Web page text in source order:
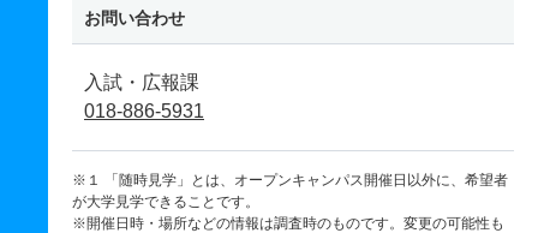
お問い合わせ
入試・広報課
018-886-5931
※１ 「随時見学」とは、オープンキャンパス開催日以外に、希望者
が大学見学できることです。
※開催日時・場所などの情報は調査時のものです。変更の可能性も